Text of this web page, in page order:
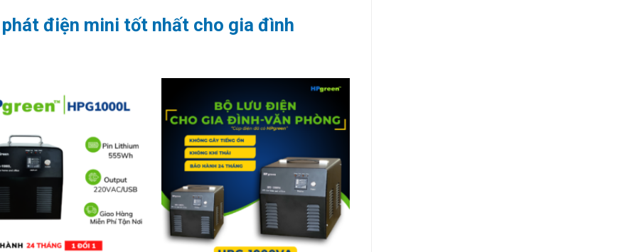
điện mini tốt nhất cho gia đình
Add to
Wishlist